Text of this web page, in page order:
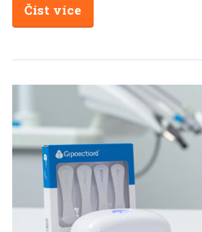
Číst více